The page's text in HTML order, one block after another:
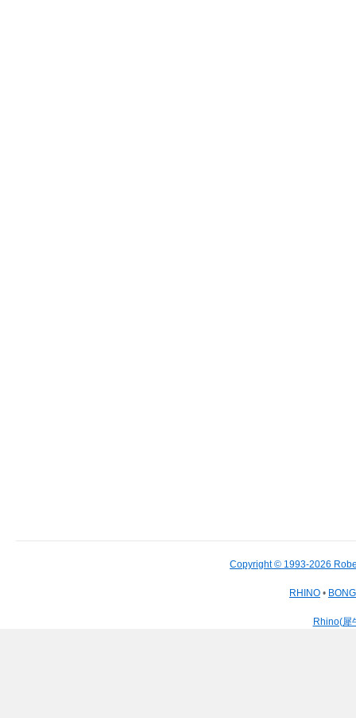
Copyright © 1993-2026
RHINO •
Rhino(犀